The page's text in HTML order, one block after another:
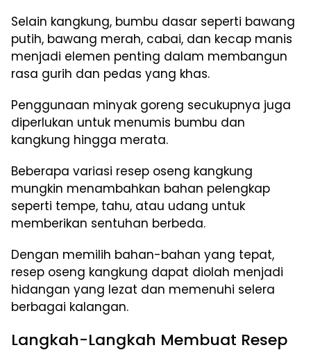
Selain kangkung, bumbu dasar seperti bawang
putih, bawang merah, cabai, dan kecap manis
menjadi elemen penting dalam membangun
rasa gurih dan pedas yang khas.
Penggunaan minyak goreng secukupnya juga
diperlukan untuk menumis bumbu dan
kangkung hingga merata.
Beberapa variasi resep oseng kangkung
mungkin menambahkan bahan pelengkap
seperti tempe, tahu, atau udang untuk
memberikan sentuhan berbeda.
Dengan memilih bahan-bahan yang tepat,
resep oseng kangkung dapat diolah menjadi
hidangan yang lezat dan memenuhi selera
berbagai kalangan.
Langkah-Langkah Membuat Resep